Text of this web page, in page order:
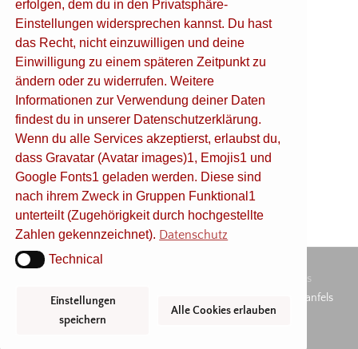
| Copyright © 2021. All Rights
Reserved. |Datenschutz | Startseite Kunst und Kultur Burg Ranfels
erfolgen, dem du in den Privatsphäre-
Einstellungen widersprechen kannst. Du hast
das Recht, nicht einzuwilligen und deine
Einwilligung zu einem späteren Zeitpunkt zu
ändern oder zu widerrufen. Weitere
Informationen zur Verwendung deiner Daten
findest du in unserer Datenschutzerklärung.
Wenn du alle Services akzeptierst, erlaubst du,
dass Gravatar (Avatar images)1, Emojis1 und
Google Fonts1 geladen werden. Diese sind
nach ihrem Zweck in Gruppen Funktional1
unterteilt (Zugehörigkeit durch hochgestellte
Zahlen gekennzeichnet). Datenschutz
TechnicalTechnical
Einstellungen
speichern
Alle Cookies erlauben